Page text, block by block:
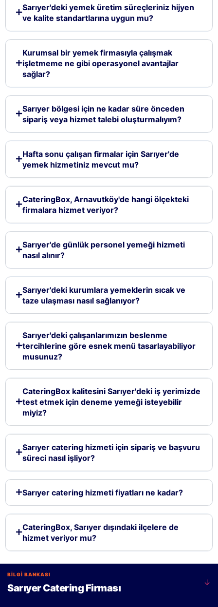
Sarıyer'deki yemek üretim süreçleriniz hijyen
ve kalite standartlarına uygun mu?
Kurumsal bir yemek firmasıyla çalışmak
işletmeme ne gibi operasyonel avantajlar
sağlar?
Sarıyer bölgesi için ne kadar süre önceden
sipariş veya hizmet talebi oluşturmalıyım?
Hafta sonu çalışan firmalar için Sarıyer'de
yemek hizmetiniz mevcut mu?
CateringBox, Arnavutköy'de hangi ölçekteki
firmalara hizmet veriyor?
Sarıyer'de günlük personel yemeği hizmeti
nasıl alınır?
Sarıyer'deki kurumlara yemeklerin sıcak ve
taze ulaşması nasıl sağlanıyor?
Sarıyer'deki çalışanlarımızın beslenme
tercihlerine göre esnek menü tasarlayabiliyor
musunuz?
CateringBox kalitesini Sarıyer'deki iş yerimizde
test etmek için deneme yemeği isteyebilir
miyiz?
Sarıyer catering hizmeti için sipariş ve başvuru
süreci nasıl işliyor?
Sarıyer catering hizmeti fiyatları ne kadar?
CateringBox, Sarıyer dışındaki ilçelere de
hizmet veriyor mu?
BİLGİ BANKASI
Sarıyer Catering Firması ↓